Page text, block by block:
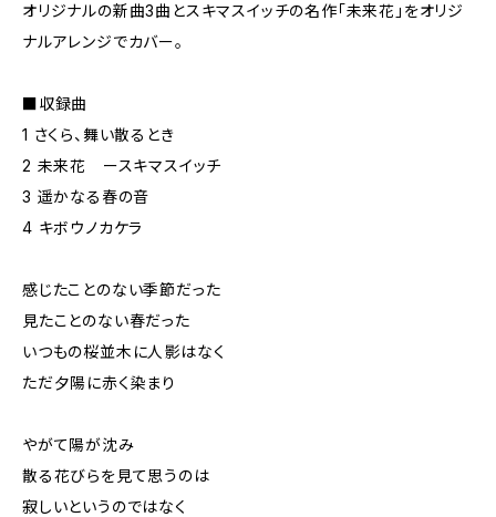
オリジナルの新曲3曲とスキマスイッチの名作「未来花」をオリジ
ナルアレンジでカバー。
■収録曲
1 さくら、舞い散るとき
2 未来花 ースキマスイッチ
3 遥かなる春の音
4 キボウノカケラ
感じたことのない季節だった
見たことのない春だった
いつもの桜並木に人影はなく
ただ夕陽に赤く染まり
やがて陽が沈み
散る花びらを見て思うのは
寂しいというのではなく